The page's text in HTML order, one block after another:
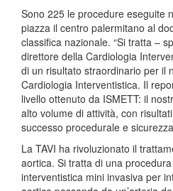
Sono 225 le procedure eseguite
piazza il centro palermitano al
classifica nazionale. “Si tratta –
direttore della Cardiologia
di un risultato straordinario per il
Cardiologia Interventistica. Il
livello ottenuto da ISMETT: il
alto volume di attività, con
successo procedurale e
La TAVI ha rivoluzionato il
aortica. Si tratta di una
interventistica mini invasiva per